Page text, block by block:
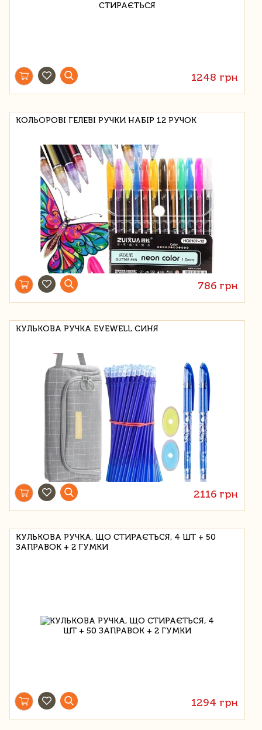
1248 грн
КОЛЬОРОВІ ГЕЛЕВІ РУЧКИ НАБІР 12 РУЧОК
786 грн
КУЛЬКОВА РУЧКА EVEWELL СИНЯ
2116 грн
КУЛЬКОВА РУЧКА, ЩО СТИРАЄТЬСЯ, 4 ШТ + 50
ЗАПРАВОК + 2 ГУМКИ
1294 грн